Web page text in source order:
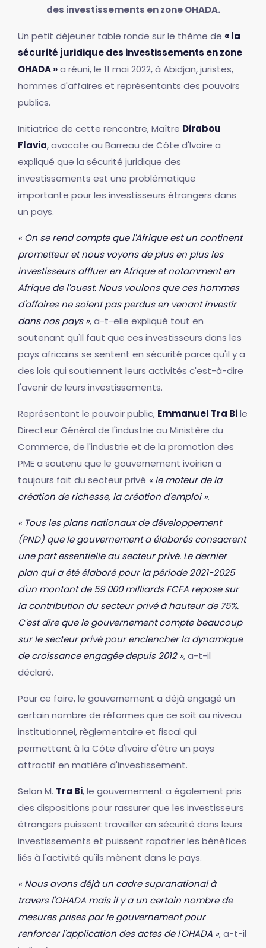
des investissements en zone OHADA.
Un petit déjeuner table ronde sur le thème de « la
sécurité juridique des investissements en zone
OHADA »a réuni, le 11 mai 2022, à Abidjan, juristes,
hommes d'affaires et représentants des pouvoirs
publics.
Initiatrice de cette rencontre, Maître Dirabou
Flavia, avocate au Barreau de Côte d'Ivoire a
expliqué que la sécurité juridique des
investissements est une problématique
importante pour les investisseurs étrangers dans
un pays.
« On se rend compte que l'Afrique est un continent
prometteur et nous voyons de plus en plus les
investisseurs affluer en Afrique et notamment en
Afrique de l'ouest. Nous voulons que ces hommes
d'affaires ne soient pas perdus en venant investir
dans nos pays », a-t-elle expliqué tout en
soutenant qu'Il faut que ces investisseurs dans les
pays africains se sentent en sécurité parce qu'il y a
des lois qui soutiennent leurs activités c'est-à-dire
l'avenir de leurs investissements.
Représentant le pouvoir public, Emmanuel Tra Bile
Directeur Général de l'industrie au Ministère du
Commerce, de l'industrie et de la promotion des
PME a soutenu que le gouvernement ivoirien a
toujours fait du secteur privé « le moteur de la
création de richesse, la création d'emploi ».
« Tous les plans nationaux de développement
(PND) que le gouvernement a élaborés consacrent
une part essentielle au secteur privé. Le dernier
plan qui a été élaboré pour la période 2021-2025
d'un montant de 59 000 milliards FCFA repose sur
la contribution du secteur privé à hauteur de 75%.
C'est dire que le gouvernement compte beaucoup
sur le secteur privé pour enclencher la dynamique
de croissance engagée depuis 2012 », a-t-il
déclaré.
Pour ce faire, le gouvernement a déjà engagé un
certain nombre de réformes que ce soit au niveau
institutionnel, règlementaire et fiscal qui
permettent à la Côte d'Ivoire d'être un pays
attractif en matière d'investissement.
Selon M. Tra Bi, le gouvernement a également pris
des dispositions pour rassurer que les investisseurs
étrangers puissent travailler en sécurité dans leurs
investissements et puissent rapatrier les bénéfices
liés à l'activité qu'ils mènent dans le pays.
« Nous avons déjà un cadre supranational à
travers l'OHADA mais il y a un certain nombre de
mesures prises par le gouvernement pour
renforcer l'application des actes de l'OHADA », a-t-il